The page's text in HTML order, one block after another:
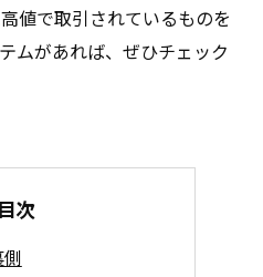
値で取引されているものを
ムがあれば、ぜひチェック
目次